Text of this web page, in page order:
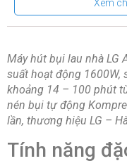
khoảng 14 – 100
Nơi sản xuất:Việt
Năm ra mắt:2021
Công nghệ
Công nghệ:Bộ
Xem
Máy hút bụi lau nhà LG
suất hoạt động 1600W,
khoảng 14 – 100 phút
nén bụi tự động
lần, thương hiệu LG –
Tính năng